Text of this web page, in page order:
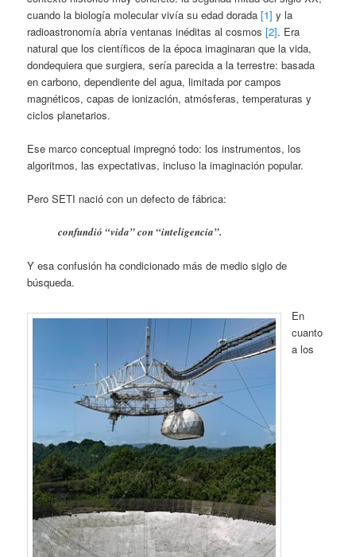
cuando la biología molecular vivía su edad dorada[1] y la
radioastronomía abría ventanas inéditas al cosmos[2]. Era
natural que los científicos de la época imaginaran que la vida,
dondequiera que surgiera, sería parecida a la terrestre: basada
en carbono, dependiente del agua, limitada por campos
magnéticos, capas de ionización, atmósferas, temperaturas y
ciclos planetarios.
Ese marco conceptual impregnó todo: los instrumentos, los
algoritmos, las expectativas, incluso la imaginación popular.
Pero SETI nació con un defecto de fábrica:
confundió “vida” con “inteligencia”.
Y esa confusión ha condicionado más de medio siglo de
búsqueda.
En
cuanto
a los